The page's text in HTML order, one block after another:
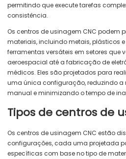
permitindo que execute tarefas
consistência.
Os centros de usinagem CNC podem
materiais, incluindo metais, plásticos
ferramentas versáteis em setores que
aeroespacial até a fabricação de
médicos. Eles são projetados para
uma única configuração, reduzindo a
manual e minimizando o tempo de
Tipos de centros de
Os centros de usinagem CNC estão
configurações, cada uma projetada
específicas com base no tipo de